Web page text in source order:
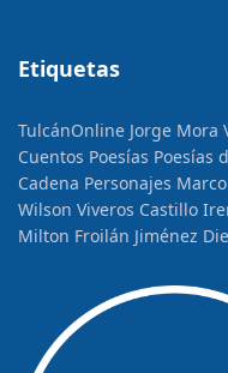
Etiquetas
TulcánOnline Jorge Mora
Cuentos Poesías Poesías
Cadena Personajes
Wilson Viveros Castillo
Milton Froilán Jiménez